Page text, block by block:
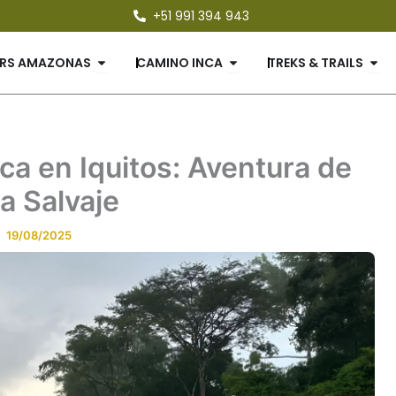
+51 991 394 943
AMAZONAS Open TOURS AMAZONAS
CAMINO INCA Open CAMINO INCA
TREKS & TRAILS
en Iquitos: Aventura de
Salvaje
19/08/2025